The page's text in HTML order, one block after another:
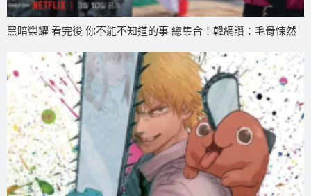
黑暗榮耀 看完後 你不能不知道的事 總集合！韓網讚：毛骨悚然